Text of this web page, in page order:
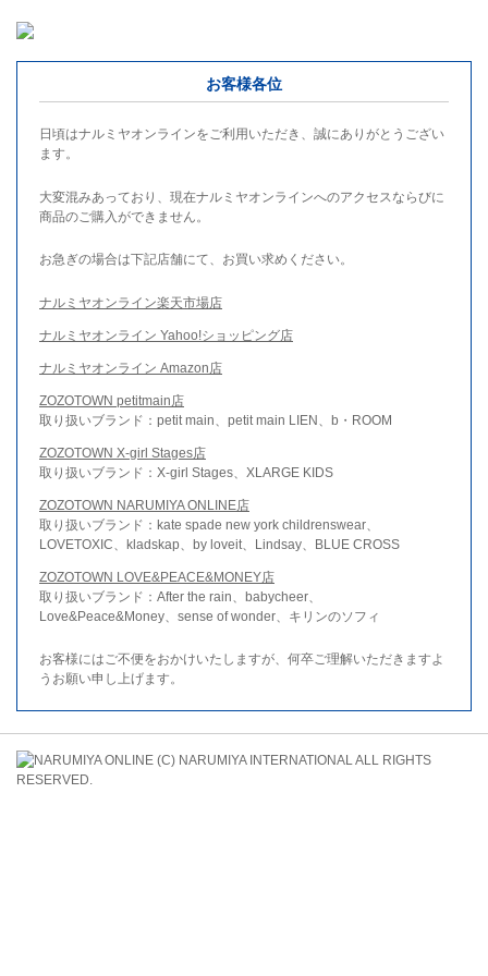
お客様各位
日頃はナルミヤオンラインをご利用いただき、誠にありがとうござい
ます。
大変混みあっており、現在ナルミヤオンラインへのアクセスならびに
商品のご購入ができません。
お急ぎの場合は下記店舗にて、お買い求めください。
ナルミヤオンライン楽天市場店
ナルミヤオンライン Yahoo!ショッピング店
ナルミヤオンライン Amazon店
ZOZOTOWN petitmain店
取り扱いブランド：petit main、petit main LIEN、b・ROOM
ZOZOTOWN X-girl Stages店
取り扱いブランド：X-girl Stages、XLARGE KIDS
ZOZOTOWN NARUMIYA ONLINE店
取り扱いブランド：kate spade new york childrenswear、
LOVETOXIC、kladskap、by loveit、Lindsay、BLUE CROSS
ZOZOTOWN LOVE&PEACE&MONEY店
取り扱いブランド：After the rain、babycheer、
Love&Peace&Money、sense of wonder、キリンのソフィ
お客様にはご不便をおかけいたしますが、何卒ご理解いただきますよ
うお願い申し上げます。